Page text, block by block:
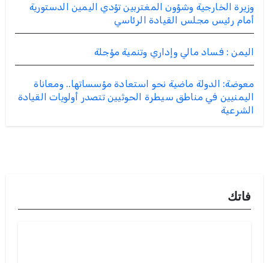
وزيرة الخارجية وشؤون المغتربين تؤدي اليمين الدستورية
أمام رئيس مجلس القيادة الرئاسي
اليمن : فساد مالي وإداري وتنمية مؤجلة
معوضة: الدولة ماضية نحو استعادة مؤسساتها.. ومعاناة
اليمنيين في مناطق سيطرة الحوثيين تتصدر أولويات القيادة
الشرعية
فاتك